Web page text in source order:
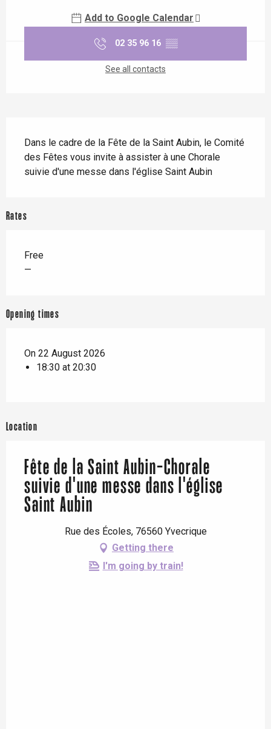
Add to Google Calendar
02 35 96 16 ▒▒
See all contacts
Dans le cadre de la Fête de la Saint Aubin, le Comité
des Fêtes vous invite à assister à une Chorale
suivie d'une messe dans l'église Saint Aubin
Rates
Free
—
Opening times
On 22 August 2026
18:30 at 20:30
Location
Fête de la Saint Aubin-Chorale
suivie d'une messe dans l'église
Saint Aubin
Rue des Écoles, 76560 Yvecrique
Getting there
I'm going by train!